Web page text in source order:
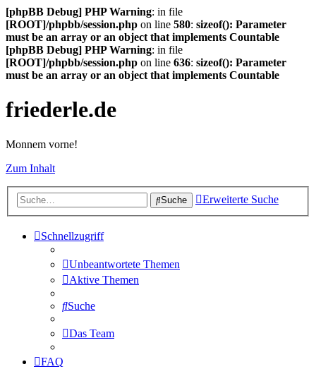
[phpBB Debug] PHP Warning: in file
[ROOT]/phpbb/session.php on line 580: sizeof(): Parameter
must be an array or an object that implements Countable
[phpBB Debug] PHP Warning: in file
[ROOT]/phpbb/session.php on line 636: sizeof(): Parameter
must be an array or an object that implements Countable
friederle.de
Monnem vorne!
Zum Inhalt
Suche Erweiterte Suche
Schnellzugriff
Unbeantwortete Themen
Aktive Themen
Suche
Das Team
FAQ